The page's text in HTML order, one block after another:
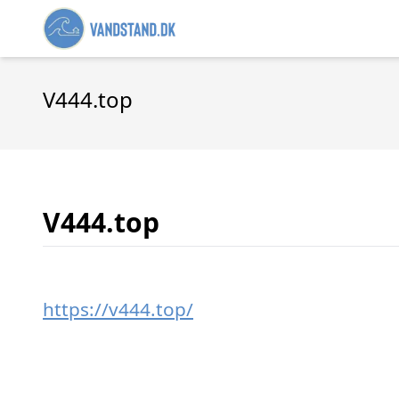
V444.top
V444.top
https://v444.top/